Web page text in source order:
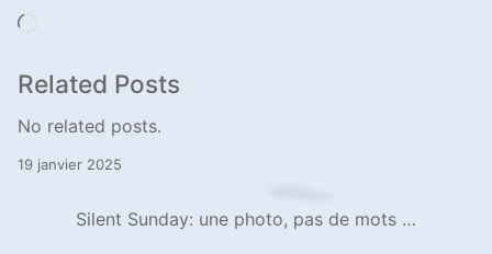
Related Posts
No related posts.
19 janvier 2025
Silent Sunday: une photo, pas de mots …